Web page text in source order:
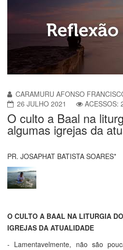
CARAMURU AFONSO
26 JULHO 2021
ACESSOS:
O culto a Baal na
algumas igrejas da
PR. JOSAPHAT BATISTA SOARES*
O CULTO A BAAL NA LITURGIA
IGREJAS DA ATUALIDADE
- Lamentavelmente, não são